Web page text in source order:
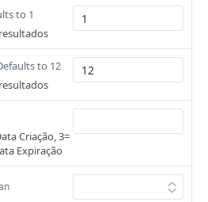
list
GET
send
validate POST
GET
POST
- ASSINATURAS
POST
to 1
to 12
Criação, 3=
Expiração